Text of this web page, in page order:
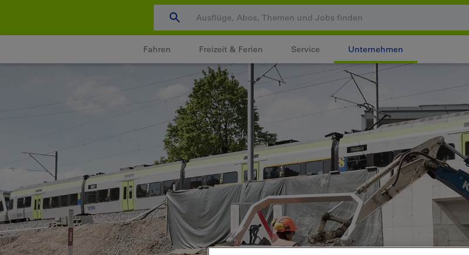
Fahren Freizeit & Ferien Service Unternehmen